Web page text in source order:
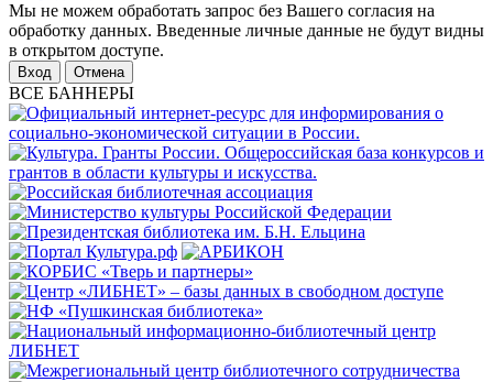
Мы не можем обработать запрос без Вашего согласия на
обработку данных. Введенные личные данные не будут видны
в открытом доступе.
Отмена
ВСЕ БАННЕРЫ